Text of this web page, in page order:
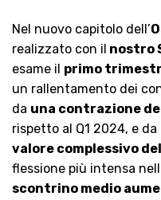
Nel nuovo capitolo dell’
realizzato con il nostro
esame il primo
un rallentamento dei
da una contrazione
rispetto al Q1 2024, e da
valore complessivo
flessione più intensa
scontrino medio